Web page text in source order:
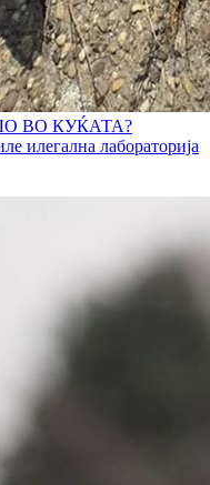
ВО КУЌАТА?
илегална лабораторија